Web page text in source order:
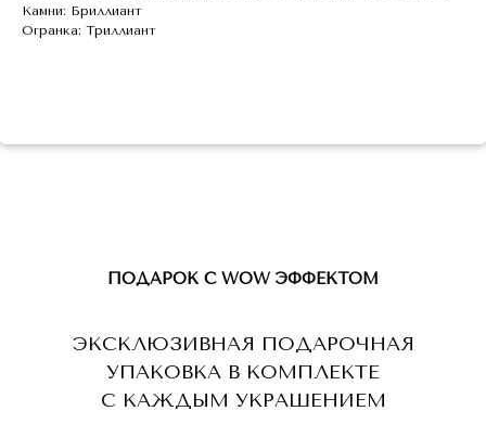
Камни: Бриллиант
Огранка: Триллиант
ЭКСКЛЮЗИВНАЯ ПОДАРОЧНАЯ
УПАКОВКА В КОМПЛЕКТЕ
С КАЖДЫМ УКРАШЕНИЕМ
ПОДАРОК С WOW ЭФФЕКТОМ